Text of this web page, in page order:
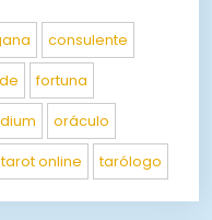
consulente
fortuna
oráculo
tarot online tarólogo